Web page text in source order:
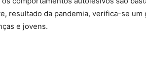
resultado da pandemia, verifica-se um
e jovens.